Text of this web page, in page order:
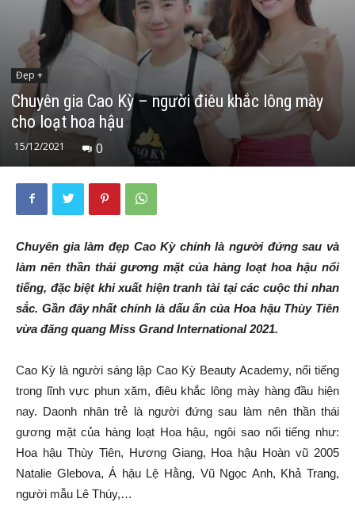
Đẹp +
Chuyên gia Cao Kỳ – người điêu khắc lông mày
cho loạt hoa hậu
15/12/2021 0
Chuyên gia làm đẹp Cao Kỳ chính là người đứng sau và
làm nên thần thái gương mặt của hàng loạt hoa hậu nổi
tiếng, đặc biệt khi xuất hiện tranh tài tại các cuộc thi nhan
sắc. Gần đây nhất chính là dấu ấn của Hoa hậu Thùy Tiên
vừa đăng quang Miss Grand International 2021.
Cao Kỳ là người sáng lập Cao Kỳ Beauty Academy, nổi tiếng
trong lĩnh vực phun xăm, điêu khắc lông mày hàng đầu hiện
nay. Daonh nhân trẻ là người đứng sau làm nên thần thái
gương mặt của hàng loạt Hoa hậu, ngôi sao nổi tiếng như:
Hoa hậu Thùy Tiên, Hương Giang, Hoa hậu Hoàn vũ 2005
Natalie Glebova, Á hậu Lệ Hằng, Vũ Ngọc Anh, Khả Trang,
người mẫu Lê Thúy,…